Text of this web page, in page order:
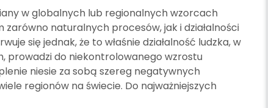
w globalnych lub regionalnych wzorcach
naturalnych procesów, jak i działalności
się jednak, że to właśnie działalność ludzka, w
prowadzi do niekontrolowanego wzrostu
niesie za sobą szereg negatywnych
regionów na świecie. Do najważniejszych